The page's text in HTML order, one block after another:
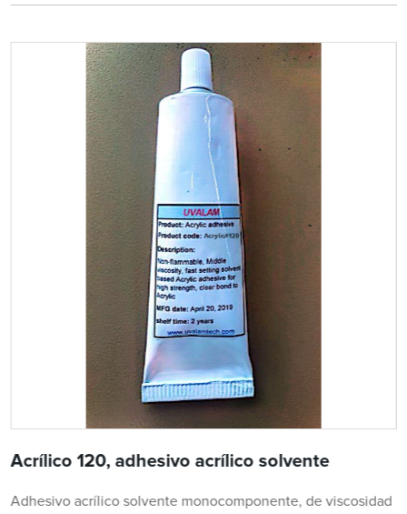
Acrílico 120, adhesivo acrílico solvente
Adhesivo acrílico solvente monocomponente, de viscosidad